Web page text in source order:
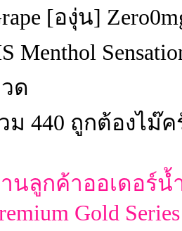
[องุ่น]
Menthol
ด
ม 440 ถูกต้องไม๊ค
นลูกค้าออเดอร์น้
Gold